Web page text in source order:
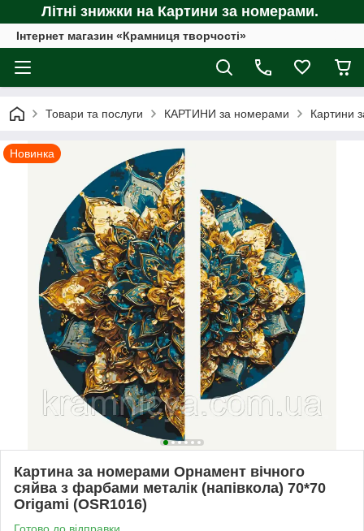
Літні знижки на Картини за номерами.
Інтернет магазин «Крамниця творчості»
Товари та послуги КАРТИНИ за номерами Картини
Новинка
Картина за номерами Орнамент вічного
сяйва з фарбами металік (напівкола) 70*70
Origami (OSR1016)
Готово до відправки